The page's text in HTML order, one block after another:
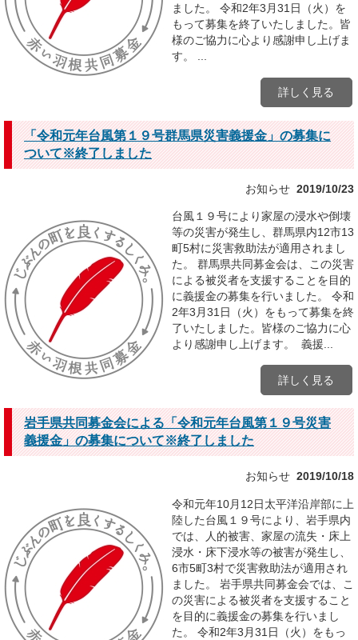
ました。 令和2年3月31日（火）を
もって募集を終了いたしました。皆
様のご協力に心より感謝申し上げま
す。 ...
詳しく見る
「令和元年台風第１９号群馬県災害義援金」の募集に
ついて※終了しました
お知らせ 2019/10/23
台風１９号により家屋の浸水や倒壊
等の災害が発生し、群馬県内12市13
町5村に災害救助法が適用されまし
た。 群馬県共同募金会は、この災害
による被災者を支援することを目的
に義援金の募集を行いました。 令和
2年3月31日（火）をもって募集を終
了いたしました。皆様のご協力に心
より感謝申し上げます。 義援...
詳しく見る
岩手県共同募金会による「令和元年台風第１９号災害
義援金」の募集について※終了しました
お知らせ 2019/10/18
令和元年10月12日太平洋沿岸部に上
陸した台風１９号により、岩手県内
では、人的被害、家屋の流失・床上
浸水・床下浸水等の被害が発生し、
6市5町3村で災害救助法が適用され
ました。 岩手県共同募金会では、こ
の災害による被災者を支援すること
を目的に義援金の募集を行いまし
た。 令和2年3月31日（火）をもっ